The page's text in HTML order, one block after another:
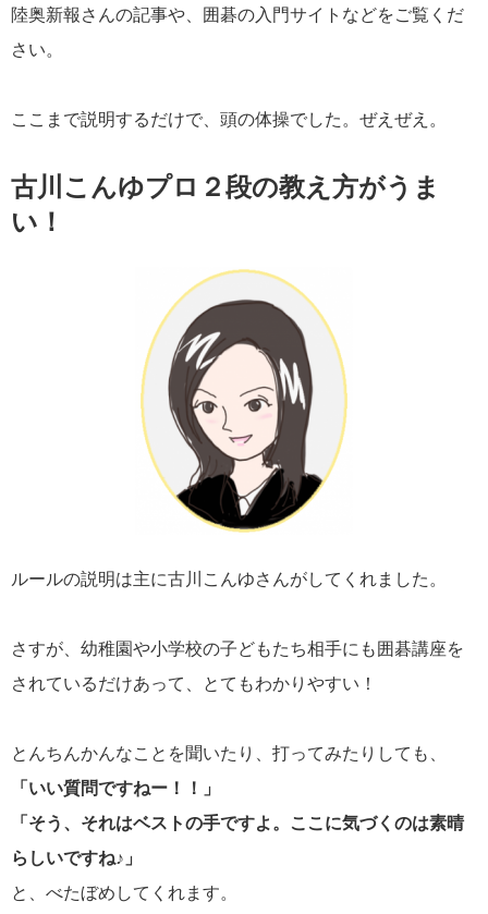
陸奥新報さんの記事や、囲碁の入門サイトなどをご覧くだ
さい。
ここまで説明するだけで、頭の体操でした。ぜえぜえ。
古川こんゆプロ２段の教え方がうま
い！
ルールの説明は主に古川こんゆさんがしてくれました。
さすが、幼稚園や小学校の子どもたち相手にも囲碁講座を
されているだけあって、とてもわかりやすい！
とんちんかんなことを聞いたり、打ってみたりしても、
「いい質問ですねー！！」
「そう、それはベストの手ですよ。ここに気づくのは素晴
らしいですね♪」
と、べたぼめしてくれます。